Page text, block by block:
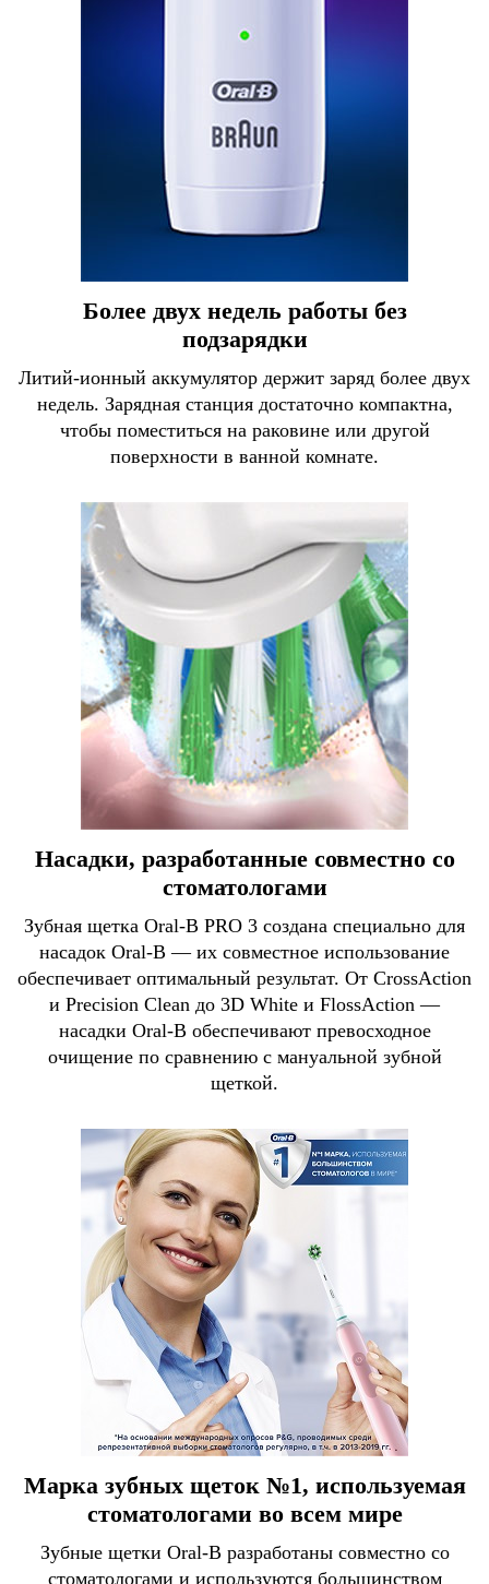
Более двух недель работы без
подзарядки
Литий-ионный аккумулятор держит заряд более двух
недель. Зарядная станция достаточно компактна,
чтобы поместиться на раковине или другой
поверхности в ванной комнате.
Насадки, разработанные совместно со
стоматологами
Зубная щетка Oral-B PRO 3 создана специально для
насадок Oral-B — их совместное использование
обеспечивает оптимальный результат. От CrossAction
и Precision Clean до 3D White и FlossAction —
насадки Oral-B обеспечивают превосходное
очищение по сравнению с мануальной зубной
щеткой.
Марка зубных щеток №1, используемая
стоматологами во всем мире
Зубные щетки Oral-B разработаны совместно со
стоматологами и используются большинством